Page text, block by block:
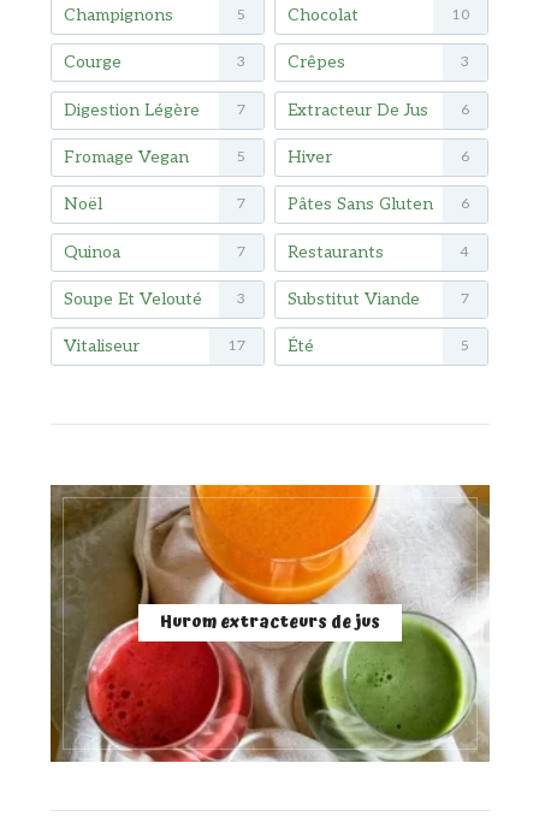
Champignons 5 Chocolat 10
Courge 3 Crêpes 3
Digestion Légère 7 Extracteur De Jus 6
Fromage Vegan 5 Hiver 6
Noël 7 Pâtes Sans Gluten 6
Quinoa 7 Restaurants 4
Soupe Et Velouté 3 Substitut Viande 7
Vitaliseur 17 Été 5
Hurom extracteurs de jus